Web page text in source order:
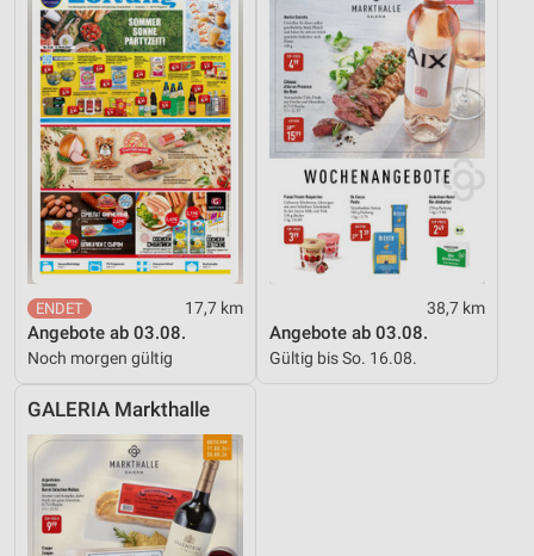
17,7 km
Angebote ab 03.08.
Noch morgen gültig
38,7 km
Angebote ab 03.08.
Gültig bis So. 16.08.
GALERIA Markthalle